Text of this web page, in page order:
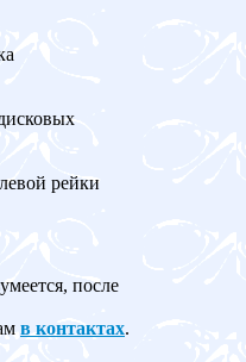
рейки
после
в контактах.